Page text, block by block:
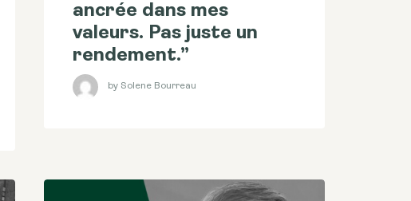
ancrée dans mes
valeurs. Pas juste un
rendement.”
by Solene Bourreau